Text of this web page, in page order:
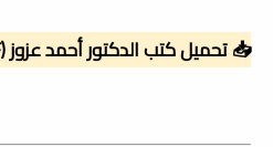
📥 تحميل كتب الدكتور أحمد عزوز (PDF)